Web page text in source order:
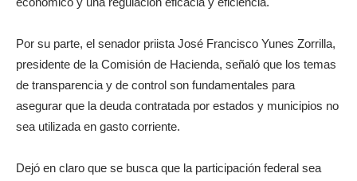
Por su parte, el senador priista José Francisco Yunes Zorrilla,
presidente de la Comisión de Hacienda, señaló que los temas
de transparencia y de control son fundamentales para
asegurar que la deuda contratada por estados y municipios no
sea utilizada en gasto corriente.
Dejó en claro que se busca que la participación federal sea